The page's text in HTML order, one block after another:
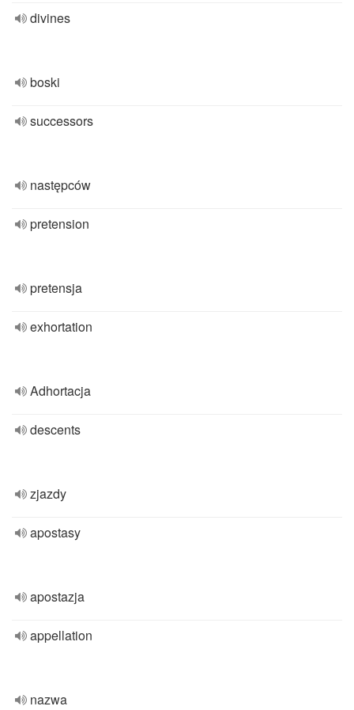
divines
boski
successors
następców
pretension
pretensja
exhortation
Adhortacja
descents
zjazdy
apostasy
apostazja
appellation
nazwa